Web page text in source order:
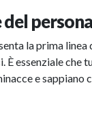
del
la prima
essenziale che
e sappiano